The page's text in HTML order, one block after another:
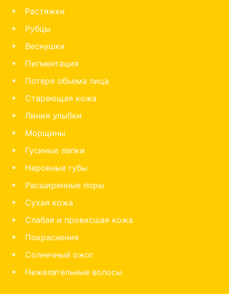
Растяжки
Рубцы
Веснушки
Пигментация
Потеря объема лица
Стареющая кожа
Линия улыбки
Морщины
Гусиные лапки
Неровные губы
Расширенные поры
Сухая кожа
Слабая и провисшая кожа
Покраснения
Солнечный ожог
Нежелательные волосы